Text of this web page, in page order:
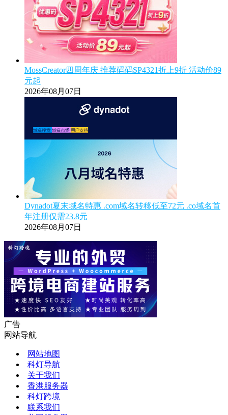
MossCreator四周年庆 推荐码码SP4321折上9折 活动价89
元起
2026年08月07日
Dynadot夏末域名特惠 .com域名转移低至72元 .co域名首
年注册仅需23.8元
2026年08月07日
广告
网站导航
网站地图
科灯导航
关于我们
香港服务器
科灯跨境
联系我们